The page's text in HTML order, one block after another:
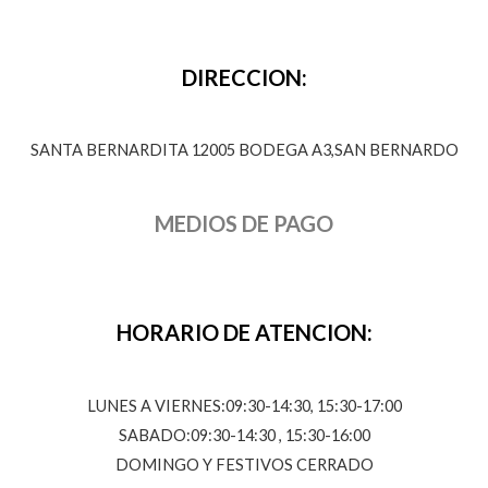
DIRECCION:
SANTA BERNARDITA 12005 BODEGA A3,SAN BERNARDO
MEDIOS DE PAGO
HORARIO DE ATENCION:
LUNES A VIERNES:09:30-14:30, 15:30-17:00
SABADO:09:30-14:30 , 15:30-16:00
DOMINGO Y FESTIVOS CERRADO